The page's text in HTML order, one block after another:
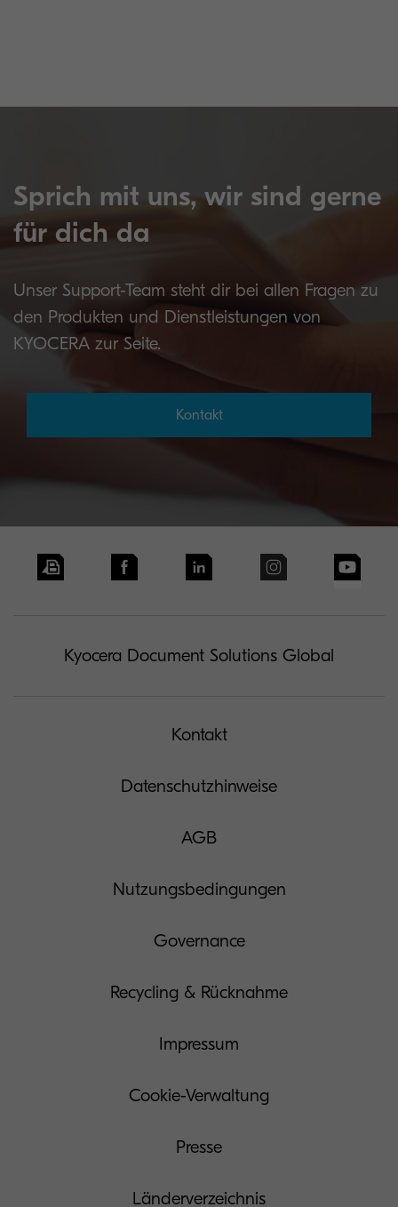
Sprich mit uns, wir sind gerne
für dich da
Unser Support-Team steht dir bei allen Fragen zu
den Produkten und Dienstleistungen von
KYOCERA zur Seite.
Kontakt
Kyocera Document Solutions Global
Kontakt
Datenschutzhinweise
AGB
Nutzungsbedingungen
Governance
Recycling & Rücknahme
Impressum
Cookie-Verwaltung
Presse
Länderverzeichnis